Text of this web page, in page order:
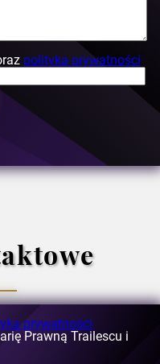
polityka prywatności
prywatności
Prawną Trailescu i